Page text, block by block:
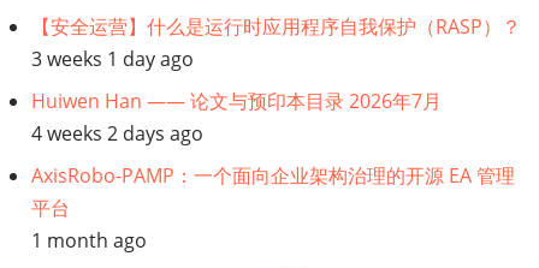
IT
Director
【安全运营】什么是运行时应用程序自我保护（RASP）？
3 weeks 1 day ago
Huiwen Han —— 论文与预印本目录 2026年7月
4 weeks 2 days ago
AxisRobo-PAMP：一个面向企业架构治理的开源 EA 管理
平台
1 month ago